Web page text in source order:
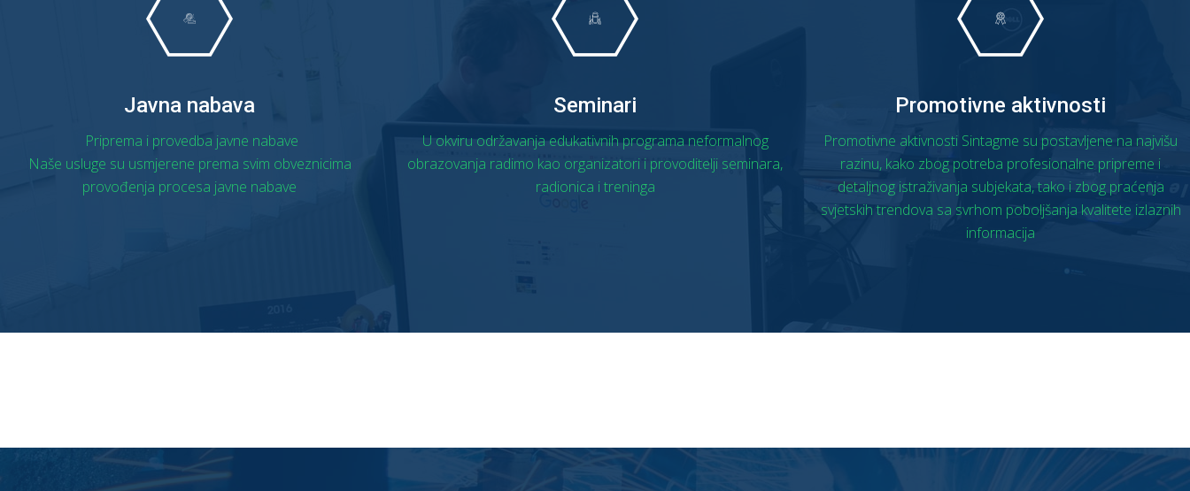
Javna nabava
Priprema i provedba javne nabave
Naše usluge su usmjerene prema svim obveznicima
provođenja procesa javne nabave
Seminari
U okviru održavanja edukativnih programa neformalnog
obrazovanja radimo kao organizatori i provoditelji seminara,
radionica i treninga
Promotivne aktivnosti
Promotivne aktivnosti Sintagme su postavljene na najvišu
razinu, kako zbog potreba profesionalne pripreme i
detaljnog istraživanja subjekata, tako i zbog praćenja
svjetskih trendova sa svrhom poboljšanja kvalitete izlaznih
informacija